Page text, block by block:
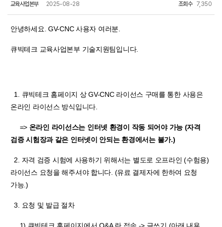
교육사업본부 2025-08-28 조회수 7,350
안녕하세요. GV-CNC 사용자 여러분.
큐빅테크 교육사업본부 기술지원팀입니다.
1. 큐빅테크 홈페이지 상 GV-CNC 라이선스 구매를 통한 사용은
온라인 라이선스 방식입니다.
=> 온라인 라이선스는 인터넷 환경이 작동 되어야 가능 (자격
검증 시험장과 같은 인터넷이 안되는 환경에서는 불가.)
2. 자격 검증 시험에 사용하기 위해서는 별도로 오프라인 (수험용)
라이선스 요청을 해주셔야 합니다. (유료 결제자에 한하여 요청
가능.)
3. 요청 및 발급 절차